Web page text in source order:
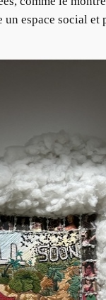
un espace social